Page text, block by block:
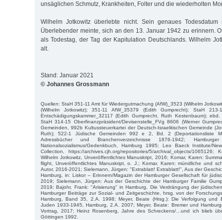
unsäglichen Schmutz, Krankheiten, Folter und die wiederholten
Wilhelm Jotkowitz überlebte nicht. Sein genaues
Überlebender meinte, sich an den 13. Januar 1942 zu erinnern.
als Todestag, der Tag der Kapitulation Deutschlands. Wilhelm
alt.
Stand: Januar 2021
© Johannes Grossmann
Quellen: StaH 351-11 Amt für Wiedergutmachung (AfW)_3523 (Wilhelm
(Wilhelm Jotkowitz); 351-11 AfW_35379 (Edith Gumprecht); StaH 213-
Entschädigungskammer_32117 (Edith Gumprecht, Ruth Kestenbaum);
StaH 314-15 Oberfinanzpräsident/Devisenstelle_FVg 8606 (Werner
Gemeinden, 992b Kultussteuerkartei der Deutsch-Israelitischen Gemeinde
Ruth); 522-1 Jüdische Gemeinden 992 e 2, Bd. 2 (Deportationsliste
Adressbücher und Branchenverzeichnisse 1876-1942;
Nationalsozialismus/Gedenkbuch, Hamburg 1995; Leo Baeck Institute/
Collection, https://archives.cjh.org/repositories/5/archival_objects/
Wilhelm Jotkowitz, Unveröffentlichtes Manuskript, 2016; Komar, Karen:
flight, Unveröffentlichtes Manuskript, o. J.; Komar, Karen: mündliche und
Autor, 2016-2021; Sielemann, Jürgen: "Extrablatt! Extrablatt!", Aus der
Hamburg, in: Liskor – Erinnern/Magazin der Hamburger Gesellschaft für
2019; Sielemann, Jürgen: Aus der Geschichte der Hamburger Familie
2019; Bajohr, Frank: "Arisierung" in Hamburg, Die Verdrängung der
Hamburger Beiträge zur Sozial- und Zeitgeschichte, hrsg. von der
Hamburg, Band 35, 2.A. 1998; Meyer, Beate (Hrsg.): Die Verfolgung und
Juden 1933-1945, Hamburg, 2.A. 2007; Meyer, Beate: Bremer und
Vortrag, 2017; Heinz Rosenberg, Jahre des Schreckens/…und ich blieb
Göttingen 1992.